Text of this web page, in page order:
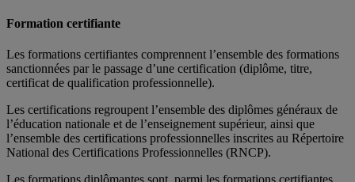
Formation certifiante
Les formations certifiantes comprennent l’ensemble des formations
sanctionnées par le passage d’une certification (diplôme, titre,
certificat de qualification professionnelle).
Les certifications regroupent l’ensemble des diplômes généraux de
l’éducation nationale et de l’enseignement supérieur, ainsi que
l’ensemble des certifications professionnelles inscrites au Répertoire
National des Certifications Professionnelles (RNCP).